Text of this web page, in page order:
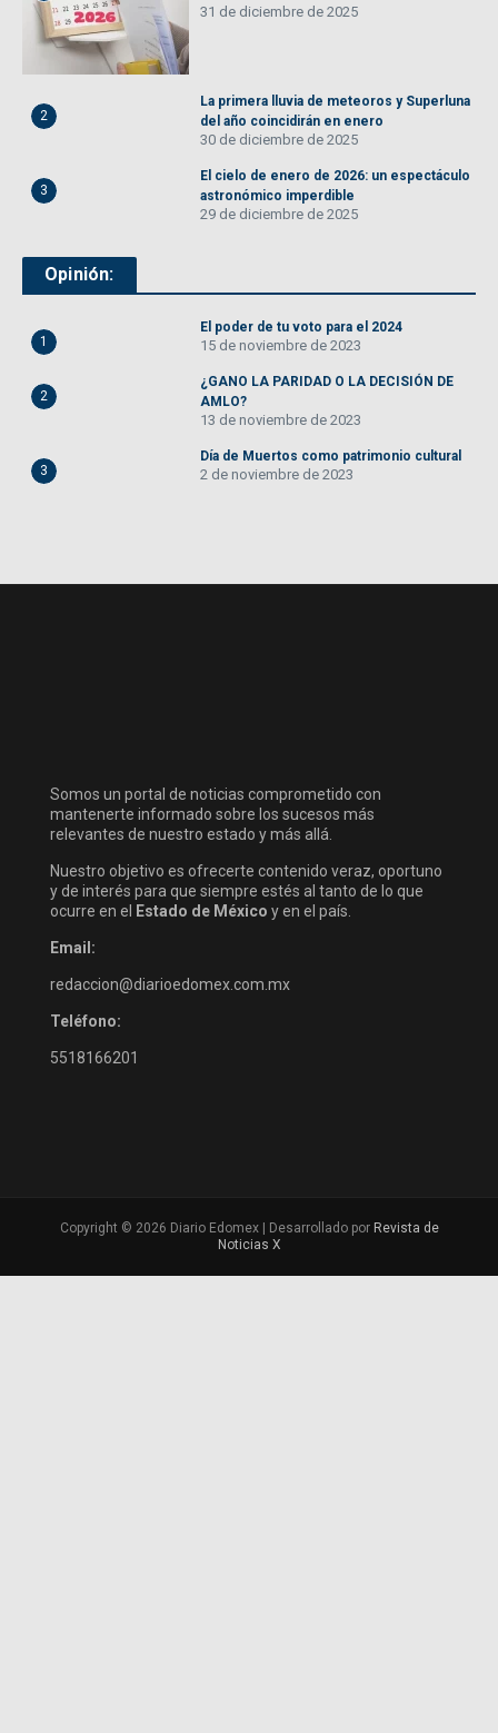
31 de diciembre de 2025
2
La primera lluvia de meteoros y Superluna
del año coincidirán en enero
30 de diciembre de 2025
3
El cielo de enero de 2026: un espectáculo
astronómico imperdible
29 de diciembre de 2025
Opinión:
1
El poder de tu voto para el 2024
15 de noviembre de 2023
2
¿GANO LA PARIDAD O LA DECISIÓN DE
AMLO?
13 de noviembre de 2023
3
Día de Muertos como patrimonio cultural
2 de noviembre de 2023
Somos un portal de noticias comprometido con
mantenerte informado sobre los sucesos más
relevantes de nuestro estado y más allá.
Nuestro objetivo es ofrecerte contenido veraz, oportuno
y de interés para que siempre estés al tanto de lo que
ocurre en el
Estado de México y en el país.
Email:
redaccion@diarioedomex.com.mx
Teléfono:
5518166201
Copyright © 2026 Diario Edomex | Desarrollado por Revista de
Noticias X